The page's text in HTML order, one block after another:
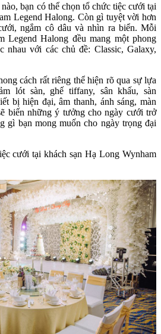
bạn có thể chọn tổ chức tiệc cưới tại
Legend Halong. Còn gì tuyệt vời hơn
ngắm cô dâu và nhìn ra biển. Mỗi
Legend Halong đều mang một phong
nhau với các chủ đề: Classic, Galaxy,
cách rất riêng thể hiện rõ qua sự lựa
lót sàn, ghế tiffany, sân khấu, sàn
bị hiện đại, âm thanh, ánh sáng, màn
biến những ý tưởng cho ngày cưới trở
gì bạn mong muốn cho ngày trọng đại
cưới tại khách sạn Hạ Long Wynham